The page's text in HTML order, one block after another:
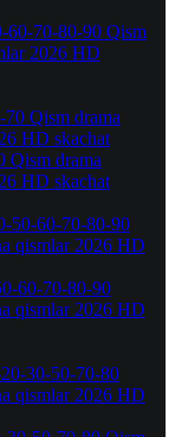
60-70-80-90 Qism
2026 HD
Qism drama
HD skachat
60-70-80-90
qismlar 2026 HD